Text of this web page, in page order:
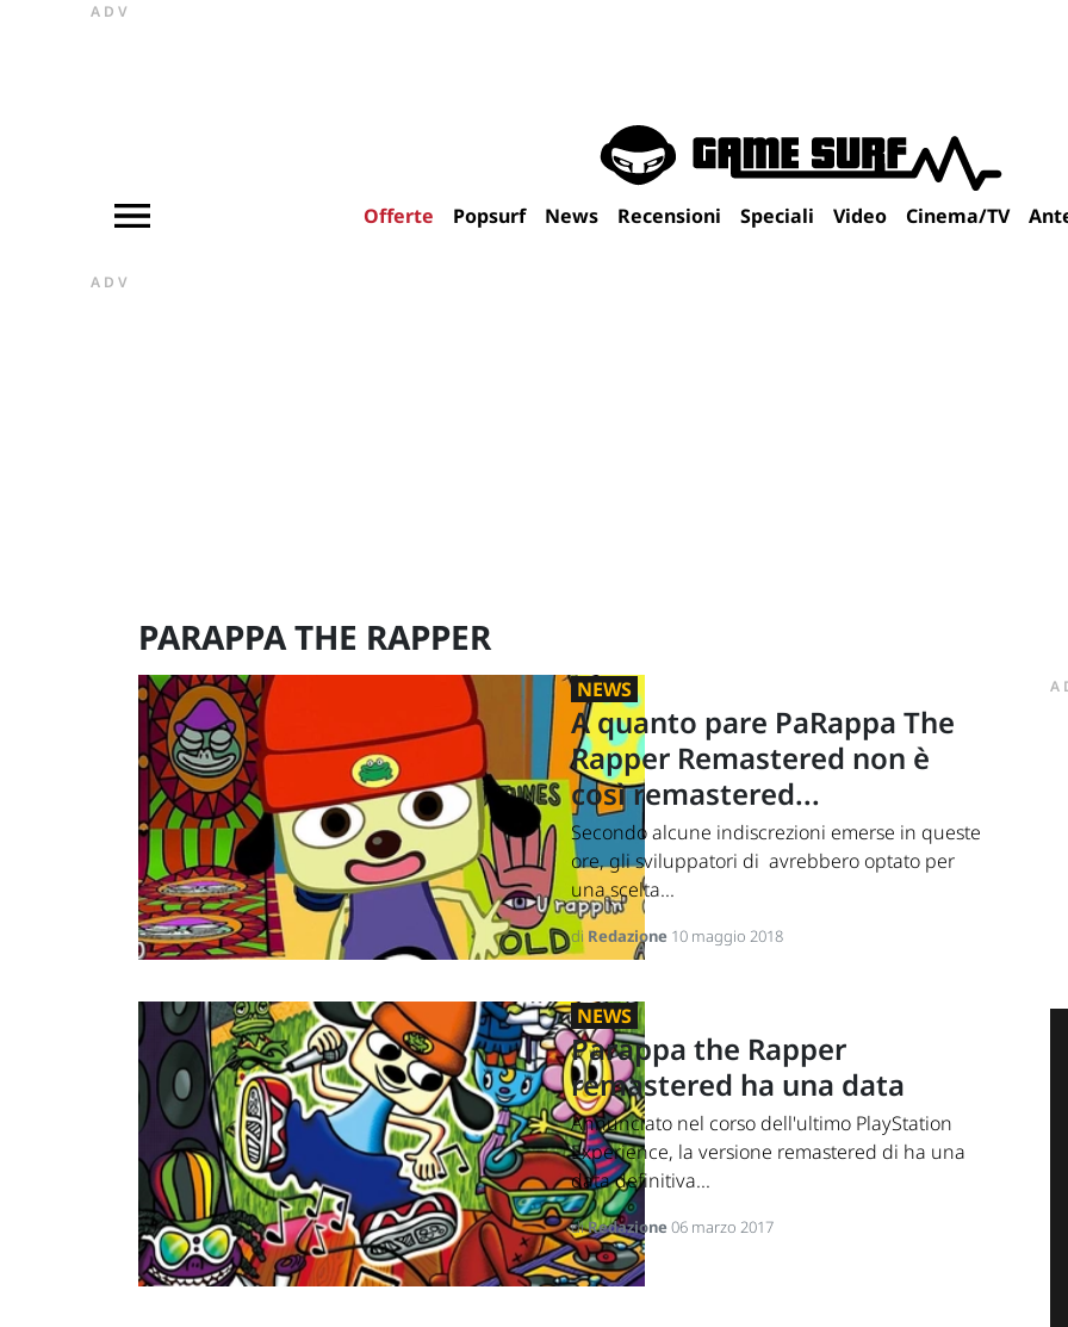
ADV
Offerte Popsurf News Recensioni Speciali Video Cinema/TV
ADV
PARAPPA THE RAPPER
NEWS
A quanto pare PaRappa The
Rapper Remastered non è
così remastered...
Secondo alcune indiscrezioni emerse in queste
ore, gli sviluppatori di avrebbero optato per
una scelta...
di Redazione 10 maggio 2018
NEWS
Parappa the Rapper
remastered ha una data
Annunciato nel corso dell'ultimo PlayStation
Experience, la versione remastered di ha una
data definitiva...
diRedazione06 marzo 2017